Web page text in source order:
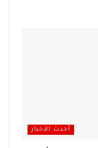
أحدث الاخبار